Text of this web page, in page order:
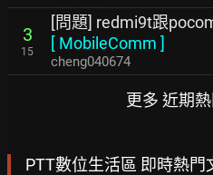
3
15
[問題] redmi9t跟
[ MobileComm ]
cheng040674
更多 近期
PTT數位生活區 即時熱門